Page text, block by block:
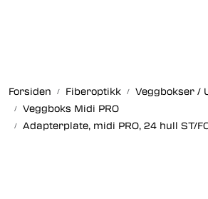
Forsiden Fiberoptikk
Veggbokser /
Veggboks Midi PRO
Adapterplate, midi PRO, 24 hull ST/
Strukturert kabling